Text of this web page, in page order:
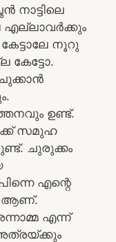
നാട്ടിലെ
എല്ലാവർക്കും
നൂറു
ഉണ്ട്.
സമുഹ
ചുരുക്കം
എന്റെ
ആണ്.
എന്ന്